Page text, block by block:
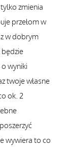
zmienia
przełom w
w dobrym
wyniki
twoje własne
ok. 2
wywiera to co